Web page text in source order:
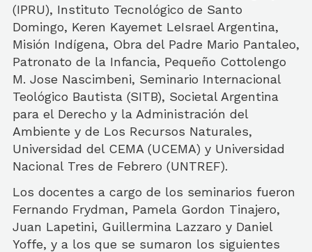
(IPRU), Instituto Tecnológico de Santo
Domingo, Keren Kayemet LeIsrael Argentina,
Misión Indígena, Obra del Padre Mario Pantaleo,
Patronato de la Infancia, Pequeño Cottolengo
M. Jose Nascimbeni, Seminario Internacional
Teológico Bautista (SITB), Societal Argentina
para el Derecho y la Administración del
Ambiente y de Los Recursos Naturales,
Universidad del CEMA (UCEMA) y Universidad
Nacional Tres de Febrero (UNTREF).
Los docentes a cargo de los seminarios fueron
Fernando Frydman, Pamela Gordon Tinajero,
Juan Lapetini, Guillermina Lazzaro y Daniel
Yoffe, y a los que se sumaron los siguientes